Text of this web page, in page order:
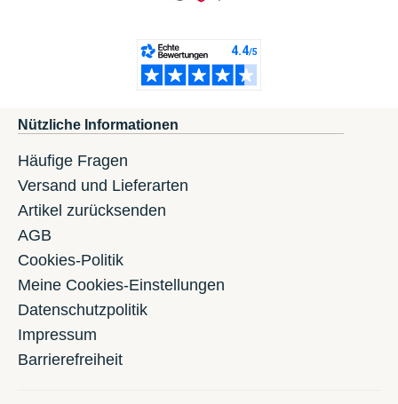
Nützliche Informationen
Häufige Fragen
Versand und Lieferarten
Artikel zurücksenden
AGB
Cookies-Politik
Meine Cookies-Einstellungen
Datenschutzpolitik
Impressum
Barrierefreiheit